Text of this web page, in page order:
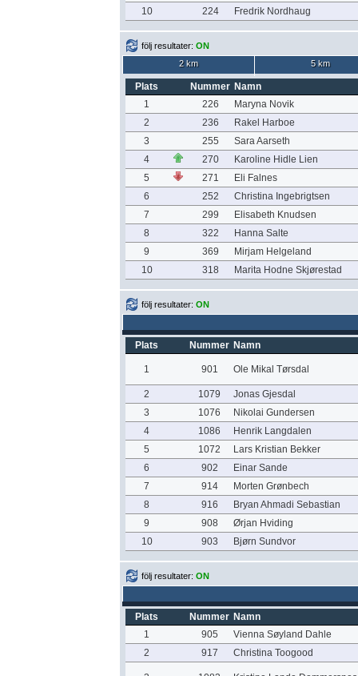
10
224 Fredrik Nordhaug
följ resultater: ON
2 km
5 km
Plats Nummer Namn
1
226
Maryna Novik
2
236
Rakel Harboe
3
255
Sara Aarseth
4
270
Karoline Hidle Lien
5
271
Eli Falnes
6
252
Christina Ingebrigtsen
7
299
Elisabeth Knudsen
8
322
Hanna Salte
9
369
Mirjam Helgeland
10
318 Marita Hodne Skjørestad
följ resultater: ON
Plats Nummer Namn
1 901 Ole Mikal Tørsdal
2 1079
Jonas Gjesdal
3
1076
Nikolai Gundersen
4
1086
Henrik Langdalen
5
1072
Lars Kristian Bekker
6
902
Einar Sande
7
914
Morten Grønbech
8
916
Bryan Ahmadi Sebastian
9
908
Ørjan Hviding
10
903 Bjørn Sundvor
följ resultater: ON
Plats Nummer Namn
1
905
Vienna Søyland Dahle
2
917 Christina Toogood